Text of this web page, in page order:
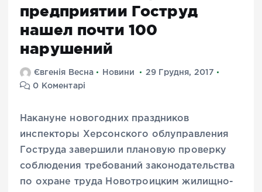
предприятии Гоструд
нашел почти 100
нарушений
Євгенія Весна Новини
29 Грудня, 2017
0 Коментарі
Накануне новогодних праздников
инспекторы Херсонского облуправления
Гоструда завершили плановую проверку
соблюдения требований законодательства
по охране труда Новотроицким жилищно-